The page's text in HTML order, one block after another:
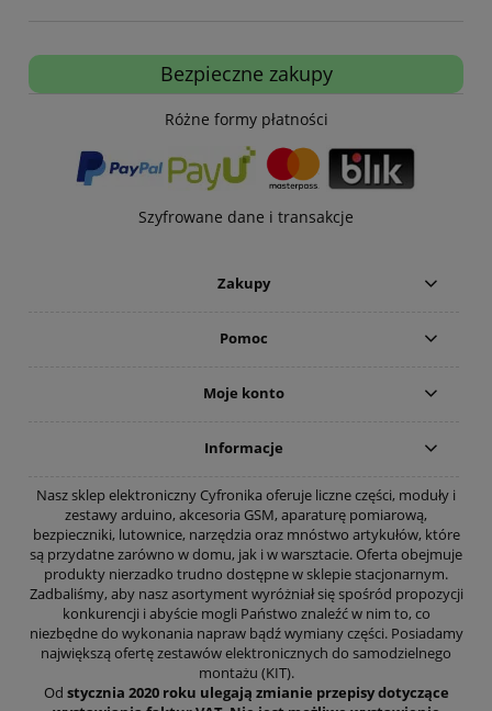
Bezpieczne zakupy
Różne formy płatności
Szyfrowane dane i transakcje
Zakupy
Pomoc
Moje konto
Informacje
Nasz sklep elektroniczny Cyfronika oferuje liczne części, moduły i
zestawy arduino, akcesoria GSM, aparaturę pomiarową,
bezpieczniki, lutownice, narzędzia oraz mnóstwo artykułów, które
są przydatne zarówno w domu, jak i w warsztacie. Oferta obejmuje
produkty nierzadko trudno dostępne w sklepie stacjonarnym.
Zadbaliśmy, aby nasz asortyment wyróżniał się spośród propozycji
konkurencji i abyście mogli Państwo znaleźć w nim to, co
niezbędne do wykonania napraw bądź wymiany części. Posiadamy
największą ofertę zestawów elektronicznych do samodzielnego
montażu (KIT).
Od stycznia 2020 roku ulegają zmianie przepisy dotyczące